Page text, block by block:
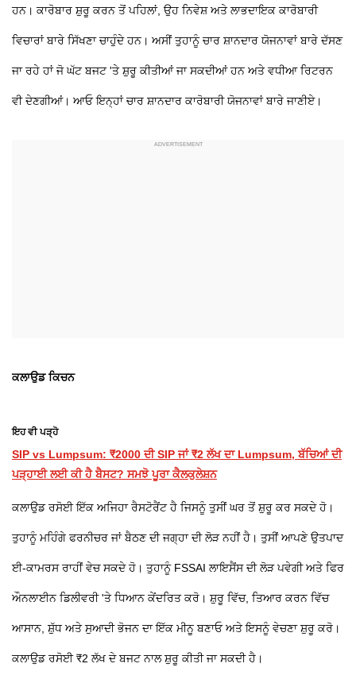
ਹਨ। ਕਾਰੋਬਾਰ ਸ਼ੁਰੂ ਕਰਨ ਤੋਂ ਪਹਿਲਾਂ, ਉਹ ਨਿਵੇਸ਼ ਅਤੇ ਲਾਭਦਾਇਕ ਕਾਰੋਬਾਰੀ
ਵਿਚਾਰਾਂ ਬਾਰੇ ਸਿੱਖਣਾ ਚਾਹੁੰਦੇ ਹਨ। ਅਸੀਂ ਤੁਹਾਨੂੰ ਚਾਰ ਸ਼ਾਨਦਾਰ ਯੋਜਨਾਵਾਂ ਬਾਰੇ ਦੱਸਣ
ਜਾ ਰਹੇ ਹਾਂ ਜੋ ਘੱਟ ਬਜਟ 'ਤੇ ਸ਼ੁਰੂ ਕੀਤੀਆਂ ਜਾ ਸਕਦੀਆਂ ਹਨ ਅਤੇ ਵਧੀਆ ਰਿਟਰਨ
ਵੀ ਦੇਣਗੀਆਂ। ਆਓ ਇਨ੍ਹਾਂ ਚਾਰ ਸ਼ਾਨਦਾਰ ਕਾਰੋਬਾਰੀ ਯੋਜਨਾਵਾਂ ਬਾਰੇ ਜਾਣੀਏ।
ਕਲਾਉਡ ਕਿਚਨ
ਇਹ ਵੀ ਪੜ੍ਹੋ
SIP vs Lumpsum: ₹2000 ਦੀ SIP ਜਾਂ ₹2 ਲੱਖ ਦਾ Lumpsum, ਬੱਚਿਆਂ ਦੀ
ਪੜ੍ਹਾਈ ਲਈ ਕੀ ਹੈ ਬੈਸਟ? ਸਮਝੋ ਪੂਰਾ ਕੈਲਕੁਲੇਸ਼ਨ
ਕਲਾਉਡ ਰਸੋਈ ਇੱਕ ਅਜਿਹਾ ਰੈਸਟੋਰੈਂਟ ਹੈ ਜਿਸਨੂੰ ਤੁਸੀਂ ਘਰ ਤੋਂ ਸ਼ੁਰੂ ਕਰ ਸਕਦੇ ਹੋ।
ਤੁਹਾਨੂੰ ਮਹਿੰਗੇ ਫਰਨੀਚਰ ਜਾਂ ਬੈਠਣ ਦੀ ਜਗ੍ਹਾ ਦੀ ਲੋੜ ਨਹੀਂ ਹੈ। ਤੁਸੀਂ ਆਪਣੇ ਉਤਪਾਦ
ਈ-ਕਾਮਰਸ ਰਾਹੀਂ ਵੇਚ ਸਕਦੇ ਹੋ। ਤੁਹਾਨੂੰ FSSAI ਲਾਇਸੈਂਸ ਦੀ ਲੋੜ ਪਵੇਗੀ ਅਤੇ ਫਿਰ
ਔਨਲਾਈਨ ਡਿਲੀਵਰੀ 'ਤੇ ਧਿਆਨ ਕੇਂਦਰਿਤ ਕਰੋ। ਸ਼ੁਰੂ ਵਿੱਚ, ਤਿਆਰ ਕਰਨ ਵਿੱਚ
ਆਸਾਨ, ਸ਼ੁੱਧ ਅਤੇ ਸੁਆਦੀ ਭੋਜਨ ਦਾ ਇੱਕ ਮੀਨੂ ਬਣਾਓ ਅਤੇ ਇਸਨੂੰ ਵੇਚਣਾ ਸ਼ੁਰੂ ਕਰੋ।
ਕਲਾਉਡ ਰਸੋਈ ₹2 ਲੱਖ ਦੇ ਬਜਟ ਨਾਲ ਸ਼ੁਰੂ ਕੀਤੀ ਜਾ ਸਕਦੀ ਹੈ।